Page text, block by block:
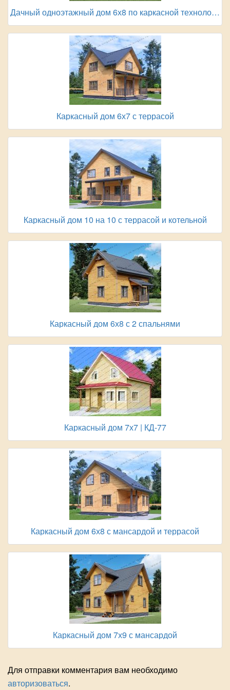
Дачный одноэтажный дом 6х8 по каркасной технологии
Каркасный дом 6х7 с террасой
Каркасный дом 10 на 10 с террасой и котельной
Каркасный дом 6х8 с 2 спальнями
Каркасный дом 7х7 | КД-77
Каркасный дом 6х8 с мансардой и террасой
Каркасный дом 7х9 с мансардой
Для отправки комментария вам необходимо
авторизоваться.